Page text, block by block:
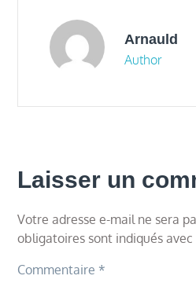
Arnauld
Author
Laisser un
Votre adresse e-mail ne sera
obligatoires sont indiqués avec
Commentaire *